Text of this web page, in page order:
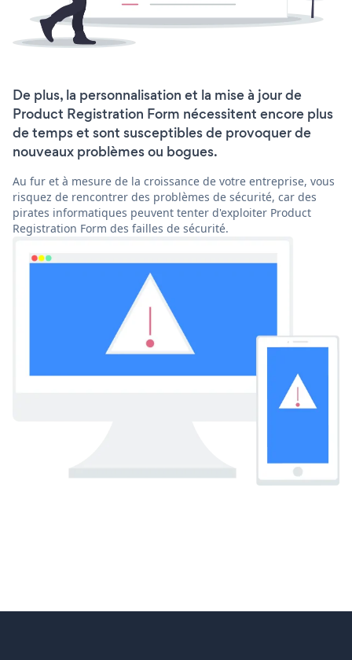
De plus, la personnalisation et la mise à jour de
Product Registration Form nécessitent encore plus
de temps et sont susceptibles de provoquer de
nouveaux problèmes ou bogues.
Au fur et à mesure de la croissance de votre entreprise, vous
risquez de rencontrer des problèmes de sécurité, car des
pirates informatiques peuvent tenter d'exploiter Product
Registration Form des failles de sécurité.